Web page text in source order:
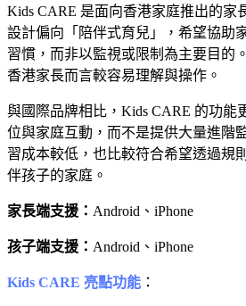
Kids CARE 是面向香港家庭推出的家
設計偏向「陪伴式育兒」，希望協助
習慣，而非以監視或限制為主要目的
香港家長而言較容易理解與操作。
與國際品牌相比，Kids CARE 的功能
位與家庭互動，而不是提供大量進階
習成本較低，也比較符合希望透過規
伴孩子的家庭。
家長端支援： Android、iPhone
孩子端支援： Android、iPhone
Kids CARE 亮點功能 ：